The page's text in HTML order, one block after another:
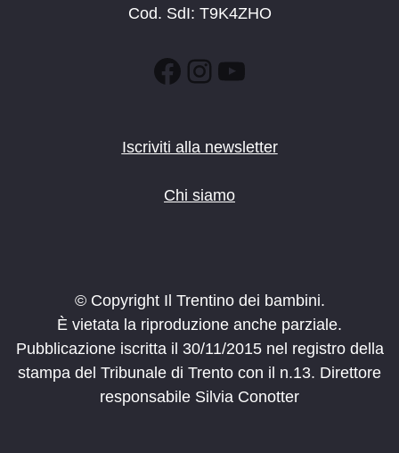
Cod. SdI: T9K4ZHO
Facebook
Instagram
YouTube
Iscriviti alla newsletter
Chi siamo
© Copyright Il Trentino dei bambini.
È vietata la riproduzione anche parziale.
Pubblicazione iscritta il 30/11/2015 nel registro della
stampa del Tribunale di Trento con il n.13. Direttore
responsabile Silvia Conotter